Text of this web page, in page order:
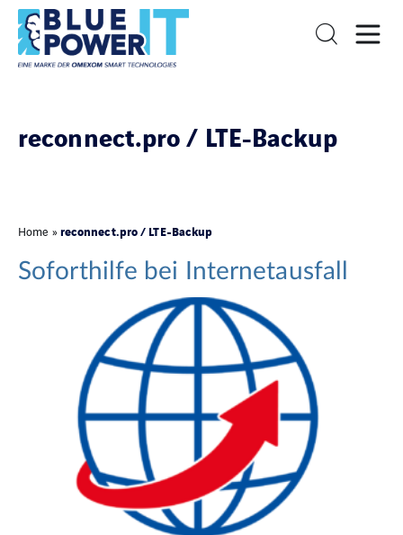
reconnect.pro / LTE-Backup
Home »reconnect.pro / LTE-Backup
Soforthilfe bei Internetausfall